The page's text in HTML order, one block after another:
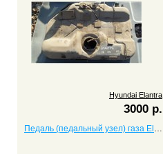
Hyundai Elantra
3000 р.
Педаль (педальный узел) газа Elantra